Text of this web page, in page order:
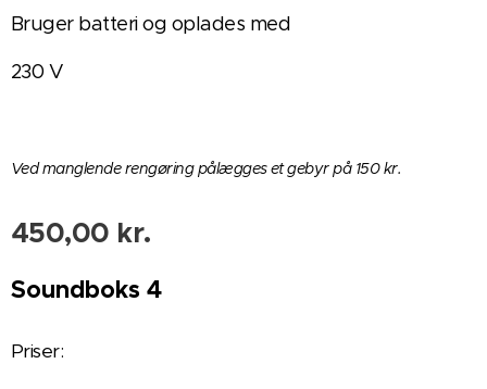
Bruger batteri og oplades med
230 V
Ved manglende rengøring pålægges et gebyr på 150 kr.
450,00 kr.
Soundboks 4
Priser: